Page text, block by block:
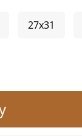
27x31